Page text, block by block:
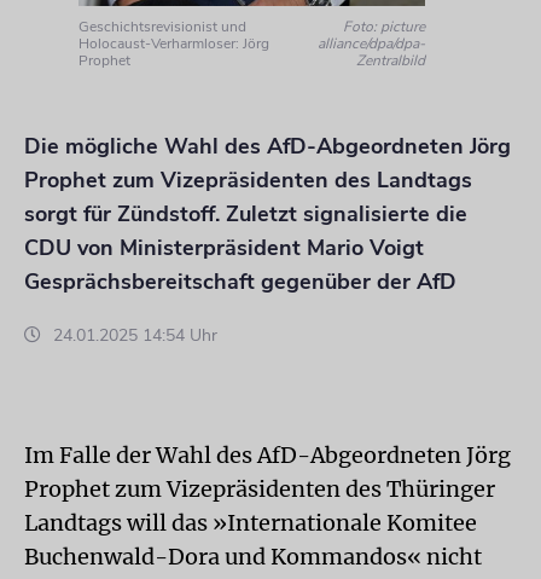
Geschichtsrevisionist und
Holocaust-Verharmloser: Jörg
Prophet
Foto: picture
alliance/dpa/dpa-
Zentralbild
Die mögliche Wahl des AfD-Abgeordneten Jörg
Prophet zum Vizepräsidenten des Landtags
sorgt für Zündstoff. Zuletzt signalisierte die
CDU von Ministerpräsident Mario Voigt
Gesprächsbereitschaft gegenüber der AfD
24.01.2025 14:54 Uhr
Im Falle der Wahl des AfD-Abgeordneten Jörg
Prophet zum Vizepräsidenten des Thüringer
Landtags will das »Internationale Komitee
Buchenwald-Dora und Kommandos« nicht